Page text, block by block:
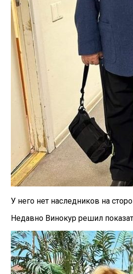
У него нет наследников на
Недавно Винокур решил